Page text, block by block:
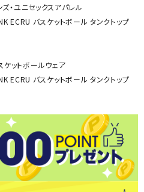
ズ・ユニセックスアパレル
ECRU バスケットボール タンクトップ
ケットボールウェア
ECRU バスケットボール タンクトップ